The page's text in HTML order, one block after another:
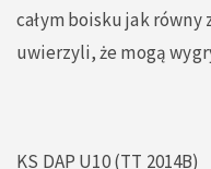
całym boisku jak równy
uwierzyli, że mogą
KS DAP U10 (TT 2014B)